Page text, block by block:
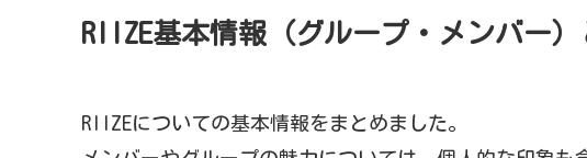
RIIZE基本情報（グループ・メンバー）
RIIZEについての基本情報をまとめました。